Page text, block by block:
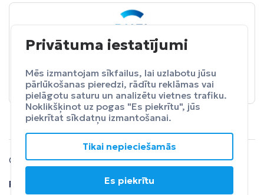
BALTA ceļojumu apdrošināšana
Apdrošināt
© 2024 SIA Fly Travel.
Privātuma
Lietošanas
Privātuma iestatījumi
Mēs izmantojam sīkfailus, lai uzlabotu jūsu
pārlūkošanas pieredzi, rādītu reklāmas vai
pielāgotu saturu un analizētu vietnes trafiku.
Noklikšķinot uz pogas "Es piekrītu", jūs
piekrītat sīkdatņu izmantošanai.
Tikai nepieciešamās
Es piekrītu